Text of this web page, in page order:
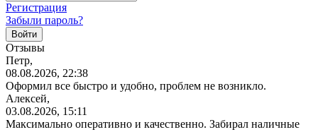
Регистрация
Забыли пароль?
Отзывы
Петр,
08.08.2026, 22:38
Оформил все быстро и удобно, проблем не возникло.
Алексей,
03.08.2026, 15:11
Максимально оперативно и качественно. Забирал наличные